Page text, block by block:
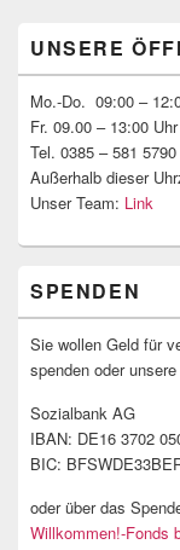
Seitenleisten-
Widgetbereich
UNSERE
Mo.-Do. 09:00 –
Fr. 09.00 – 13:00 Uhr
Tel. 0385 – 581 5790
Außerhalb dieser
Unser Team: Link
SPENDEN
Sie wollen Geld für
spenden oder
Sozialbank AG
IBAN: DE16 3702
BIC:
oder über das
Willkommen!-Fonds